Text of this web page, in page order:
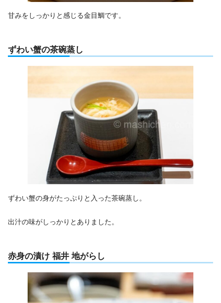
甘みをしっかりと感じる金目鯛です。
ずわい蟹の茶碗蒸し
ずわい蟹の身がたっぷりと入った茶碗蒸し。
出汁の味がしっかりとありました。
赤身の漬け 福井 地がらし